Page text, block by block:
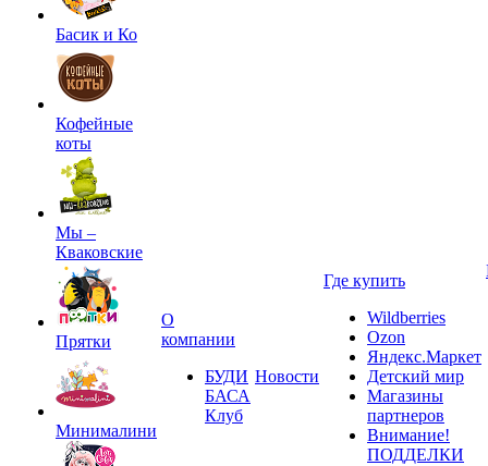
Басик и Ко
Кофейные
коты
Мы –
Кваковские
Прятки
Минималини
О
компании
БУДИ
БАСА
Клуб
Новости
Где купить
Wildberries
Ozon
Яндекс.Маркет
Детский мир
Магазины
партнеров
Внимание!
ПОДДЕЛКИ